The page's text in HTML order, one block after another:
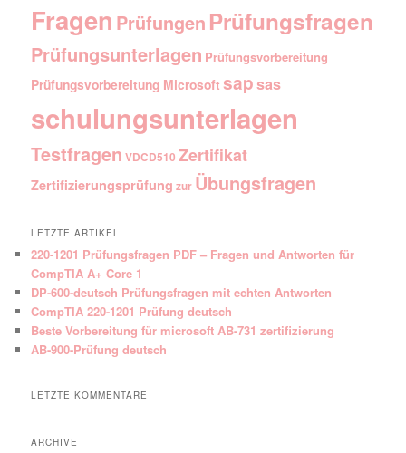
Fragen Prüfungen Prüfungsfragen
Prüfungsunterlagen Prüfungsvorbereitung
Prüfungsvorbereitung Microsoft sapsas
schulungsunterlagen
Testfragen VDCD510 Zertifikat
Zertifizierungsprüfung zur Übungsfragen
LETZTE ARTIKEL
220-1201 Prüfungsfragen PDF – Fragen und Antworten für
CompTIA A+ Core 1
DP-600-deutsch Prüfungsfragen mit echten Antworten
CompTIA 220-1201 Prüfung deutsch
Beste Vorbereitung für microsoft AB-731 zertifizierung
AB-900-Prüfung deutsch
LETZTE KOMMENTARE
ARCHIVE